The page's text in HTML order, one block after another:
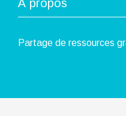
À propos
Partage de ressources